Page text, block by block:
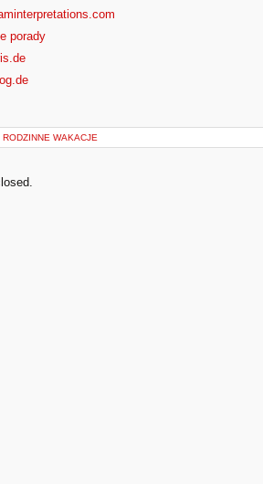
porady
RODZINNE WAKACJE